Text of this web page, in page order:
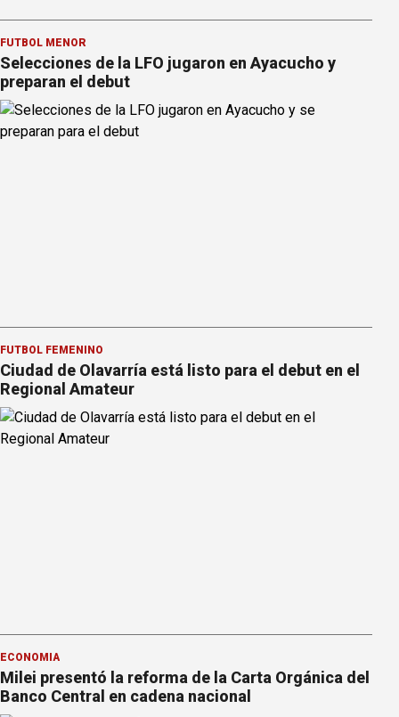
FÚTBOL MENOR
Selecciones de la LFO jugaron en Ayacucho y
preparan el debut
FÚTBOL FEMENINO
Ciudad de Olavarría está listo para el debut en el
Regional Amateur
ECONOMÍA
Milei presentó la reforma de la Carta Orgánica del
Banco Central en cadena nacional